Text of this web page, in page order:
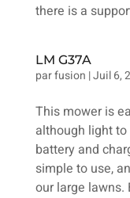
there is a
LM G37A
parfusion |Juil 6,
This mower is
although light
battery and
simple to use,
our large lawns.